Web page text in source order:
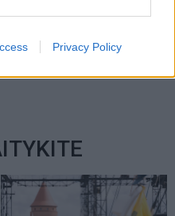
Privacy Policy